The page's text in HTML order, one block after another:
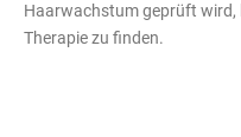
Haarwachstum geprüft wird,
Therapie zu finden.